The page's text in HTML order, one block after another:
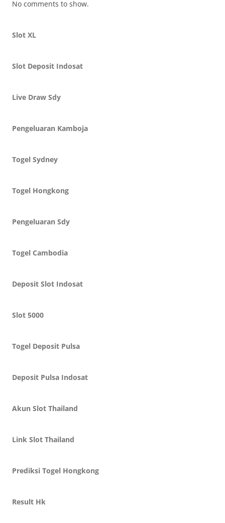
No comments to show.
Slot XL
Slot Deposit Indosat
Live Draw Sdy
Pengeluaran Kamboja
Togel Sydney
Togel Hongkong
Pengeluaran Sdy
Togel Cambodia
Deposit Slot Indosat
Slot 5000
Togel Deposit Pulsa
Deposit Pulsa Indosat
Akun Slot Thailand
Link Slot Thailand
Prediksi Togel Hongkong
Result Hk